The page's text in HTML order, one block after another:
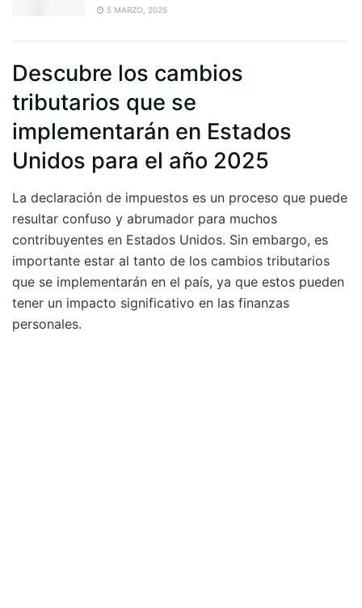
5 MARZO, 2025
Descubre los cambios
tributarios que se
implementarán en Estados
Unidos para el año 2025
La declaración de impuestos es un proceso que puede
resultar confuso y abrumador para muchos
contribuyentes en Estados Unidos. Sin embargo, es
importante estar al tanto de los cambios tributarios
que se implementarán en el país, ya que estos pueden
tener un impacto significativo en las finanzas
personales.